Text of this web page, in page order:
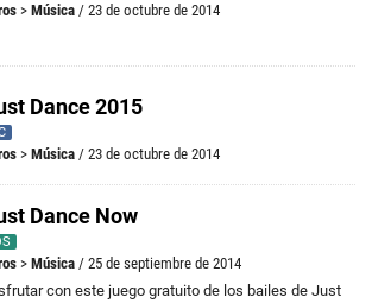
> Música / 23 de octubre de 2014
Dance 2015
> Música / 23 de octubre de 2014
Dance Now
> Música / 25 de septiembre de 2014
con este juego gratuito de los bailes de Just